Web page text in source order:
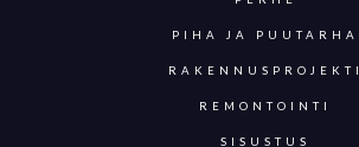
PIHA JA PUUTARHA
RAKENNUSPROJEKTI
REMONTOINTI
SISUSTUS